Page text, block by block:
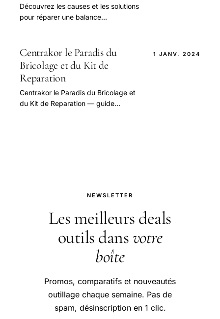
Découvrez les causes et les solutions
pour réparer une balance
balance.
Centrakor le Paradis du
Bricolage et du Kit de
Reparation
Centrakor le Paradis du Bricolage et
du Kit de Reparation — guide
1 JANV. 2024
NEWSLETTER
Les meilleurs deals
outils dansvotre
boîte
Promos, comparatifs et nouveautés
outillage chaque semaine. Pas de
spam, désinscription en 1 clic.